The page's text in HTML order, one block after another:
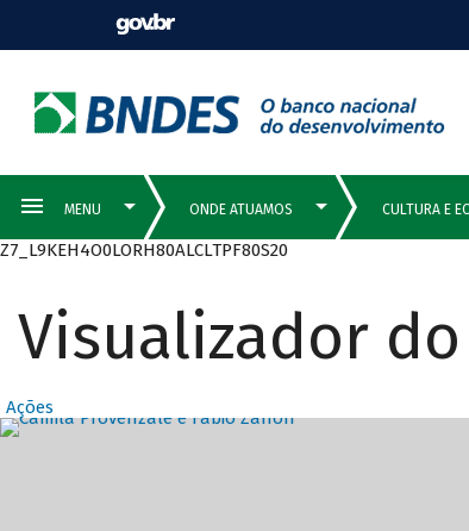
Z7_L9KEH4O0LORH80ALCLTPF80S20
Visualizador
Ações
Destaques